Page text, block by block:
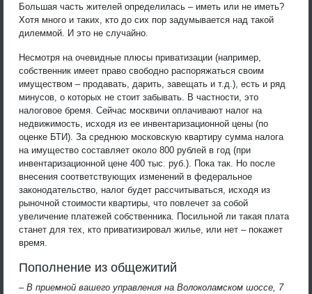
Большая часть жителей определилась – иметь или не иметь?
Хотя много и таких, кто до сих пор задумывается над такой
дилеммой. И это не случайно.
Несмотря на очевидные плюсы приватизации (например,
собственник имеет право свободно распоряжаться своим
имуществом – продавать, дарить, завещать и т.д.), есть и ряд
минусов, о которых не стоит забывать. В частности, это
налоговое бремя. Сейчас москвичи оплачивают налог на
недвижимость, исходя из ее инвентаризационной цены (по
оценке БТИ). За среднюю московскую квартиру сумма налога
на имущество составляет около 800 рублей в год (при
инвентаризационной цене 400 тыс. руб.). Пока так. Но после
внесения соответствующих изменений в федеральное
законодательство, налог будет рассчитываться, исходя из
рыночной стоимости квартиры, что повлечет за собой
увеличение платежей собственника. Посильной ли такая плата
станет для тех, кто приватизировал жилье, или нет – покажет
время.
Пополнение из общежитий
– В приемной вашего управления на Волоколамском шоссе, 7